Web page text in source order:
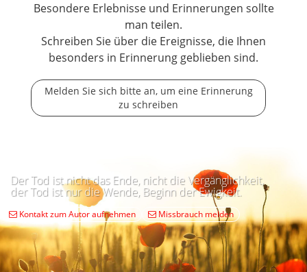
Besondere Erlebnisse und Erinnerungen sollte
man teilen.
Schreiben Sie über die Ereignisse, die Ihnen
besonders in Erinnerung geblieben sind.
Melden Sie sich bitte an, um eine Erinnerung
zu schreiben
Der Tod ist nicht das Ende, nicht die Vergänglichkeit,
der Tod ist nur die Wende, Beginn der Ewigkeit.
Kontakt zum Autor aufnehmen Missbrauch melden